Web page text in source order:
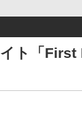
ト「